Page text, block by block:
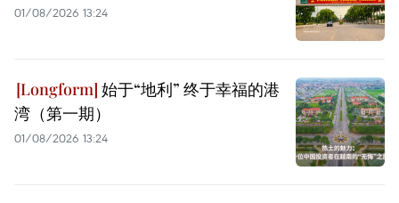
01/08/2026 13:24
始于“地利” 终于幸福的港
湾（第一期）
01/08/2026 13:24